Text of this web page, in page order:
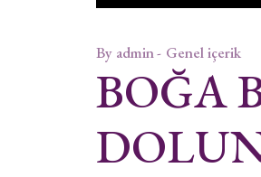
By admin Genel içerik
BOĞA